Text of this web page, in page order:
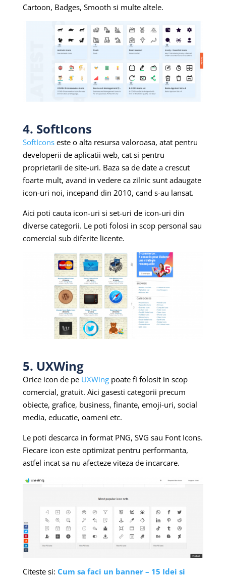
Cartoon, Badges, Smooth si multe altele.
4. SoftIcons
SoftIconseste o alta resursa valoroasa, atat pentru
developerii de aplicatii web, cat si pentru
proprietarii de site-uri. Baza sa de date a crescut
foarte mult, avand in vedere ca zilnic sunt adaugate
icon-uri noi, incepand din 2010, cand s-au lansat.
Aici poti cauta icon-uri si set-uri de icon-uri din
diverse categorii. Le poti folosi in scop personal sau
comercial sub diferite licente.
5. UXWing
Orice icon de pe UXWingpoate fi folosit in scop
comercial, gratuit. Aici gasesti categorii precum
obiecte, grafice, business, finante, emoji-uri, social
media, educatie, oameni etc.
Le poti descarca in format PNG, SVG sau Font Icons.
Fiecare icon este optimizat pentru performanta,
astfel incat sa nu afecteze viteza de incarcare.
Citeste si: Cum sa faci un banner – 15 Idei si